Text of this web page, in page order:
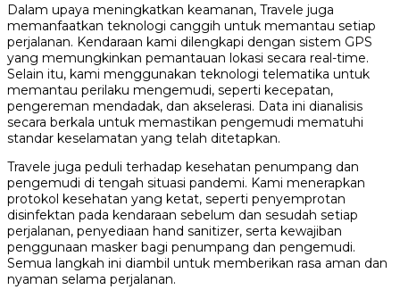
Dalam upaya meningkatkan keamanan, Travele juga
memanfaatkan teknologi canggih untuk memantau setiap
perjalanan. Kendaraan kami dilengkapi dengan sistem GPS
yang memungkinkan pemantauan lokasi secara real-time.
Selain itu, kami menggunakan teknologi telematika untuk
memantau perilaku mengemudi, seperti kecepatan,
pengereman mendadak, dan akselerasi. Data ini dianalisis
secara berkala untuk memastikan pengemudi mematuhi
standar keselamatan yang telah ditetapkan.
Travele juga peduli terhadap kesehatan penumpang dan
pengemudi di tengah situasi pandemi. Kami menerapkan
protokol kesehatan yang ketat, seperti penyemprotan
disinfektan pada kendaraan sebelum dan sesudah setiap
perjalanan, penyediaan hand sanitizer, serta kewajiban
penggunaan masker bagi penumpang dan pengemudi.
Semua langkah ini diambil untuk memberikan rasa aman dan
nyaman selama perjalanan.